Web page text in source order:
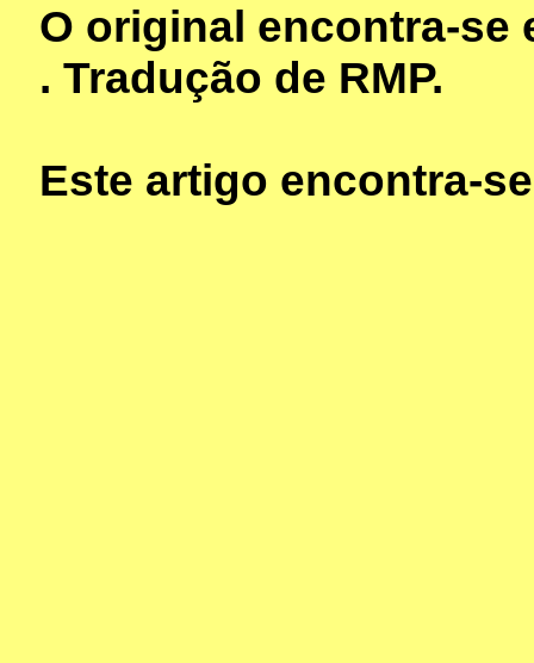
O original encontra-se
. Tradução de RMP.
Este artigo encontra-